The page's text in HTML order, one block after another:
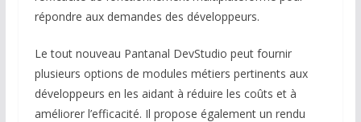
répondre aux demandes des développeurs.
Le tout nouveau Pantanal DevStudio peut fournir
plusieurs options de modules métiers pertinents aux
développeurs en les aidant à réduire les coûts et à
améliorer l’efficacité. Il propose également un rendu